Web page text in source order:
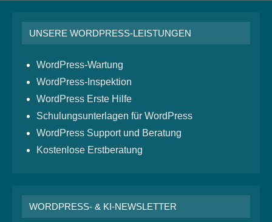
UNSERE WORDPRESS-LEISTUNGEN
WordPress-Wartung
WordPress-Inspektion
WordPress Erste Hilfe
Schulungsunterlagen für WordPress
WordPress Support und Beratung
Kostenlose Erstberatung
WORDPRESS- & KI-NEWSLETTER